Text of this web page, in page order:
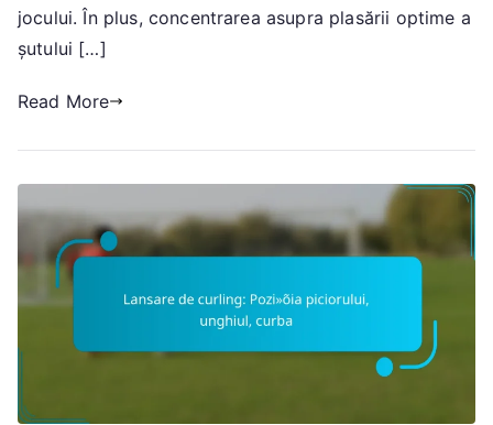
jocului. În plus, concentrarea asupra plasării optime a
șutului […]
Read More